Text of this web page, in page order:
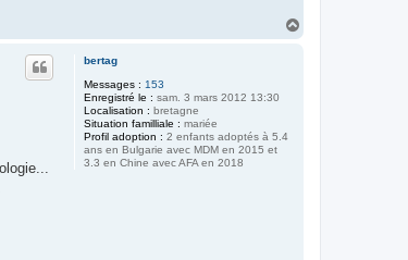
bertag
Messages : 153
Enregistré le : sam. 3 mars 2012 13:30
Localisation : bretagne
Situation familliale : mariée
Profil adoption : 2 enfants adoptés à 5.4
ans en Bulgarie avec MDM en 2015 et
3.3 en Chine avec AFA en 2018